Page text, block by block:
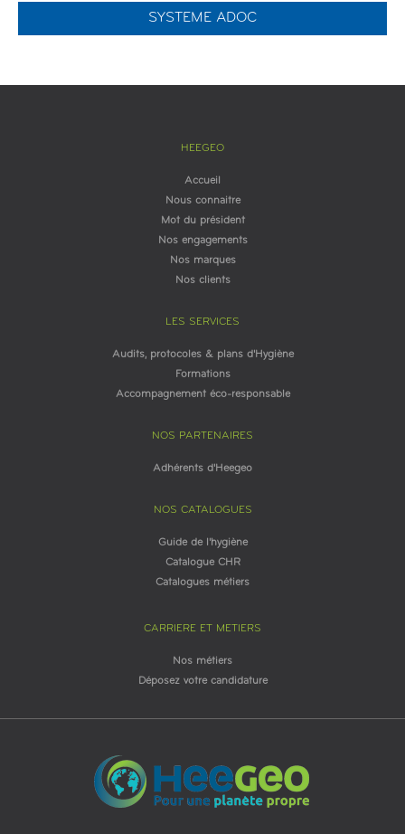
SYSTEME ADOC
HEEGEO
Accueil
Nous connaitre
Mot du président
Nos engagements
Nos marques
Nos clients
LES SERVICES
Audits, protocoles & plans d'Hygiène
Formations
Accompagnement éco-responsable
NOS PARTENAIRES
Adhérents d'Heegeo
NOS CATALOGUES
Guide de l'hygiène
Catalogue CHR
Catalogues métiers
CARRIERE ET METIERS
Nos métiers
Déposez votre candidature